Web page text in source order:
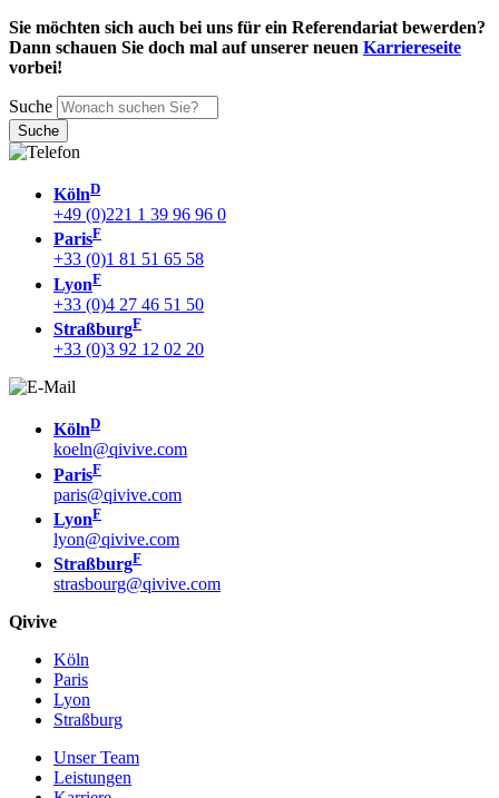
Sie möchten sich auch bei uns für ein Referendariat bewerden?
Dann schauen Sie doch mal auf unserer neuen Karriereseite
vorbei!
Suche
KölnD
+49 (0)221 1 39 96 96 0
ParisF
+33 (0)1 81 51 65 58
LyonF
+33 (0)4 27 46 51 50
StraßburgF
+33 (0)3 92 12 02 20
KölnD
koeln@qivive.com
ParisF
paris@qivive.com
LyonF
lyon@qivive.com
StraßburgF
strasbourg@qivive.com
Qivive
Köln
Paris
Lyon
Straßburg
Unser Team
Leistungen